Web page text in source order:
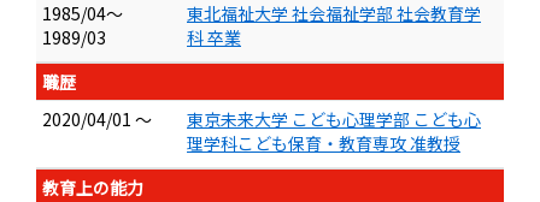
1985/04～
1989/03
東北福祉大学 社会福祉学部 社会教育学
科 卒業
職歴
2020/04/01 ～
東京未来大学 こども心理学部 こども心
理学科こども保育・教育専攻 准教授
教育上の能力